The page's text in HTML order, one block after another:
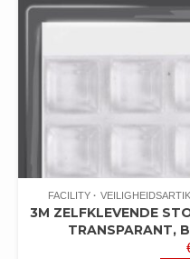
FACILITY
3M ZELFKLEVENDE
TRANSPARANT,